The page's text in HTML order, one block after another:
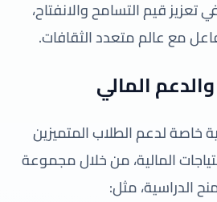
تعزيز قيم التسامح والانفتاح،
مع عالم متعدد الثقافات.
المالي
خاصة لدعم الطلاب المتميزين
المالية، من خلال مجموعة
الدراسية، مثل: